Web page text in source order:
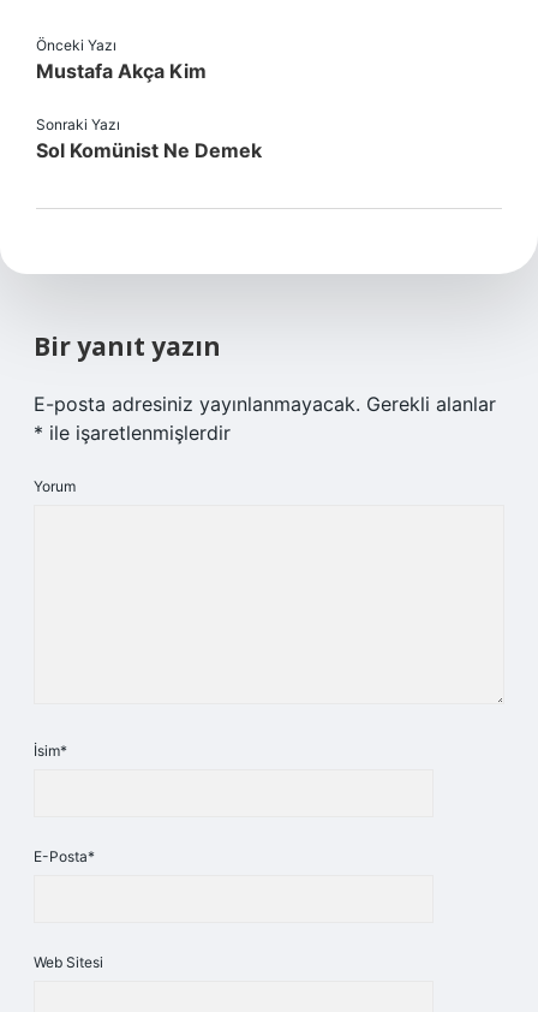
Önceki Yazı
Mustafa Akça Kim
Sonraki Yazı
Sol Komünist Ne Demek
Bir yanıt yazın
E-posta adresiniz yayınlanmayacak. Gerekli alanlar
* ile işaretlenmişlerdir
Yorum
İsim*
E-Posta*
Web Sitesi